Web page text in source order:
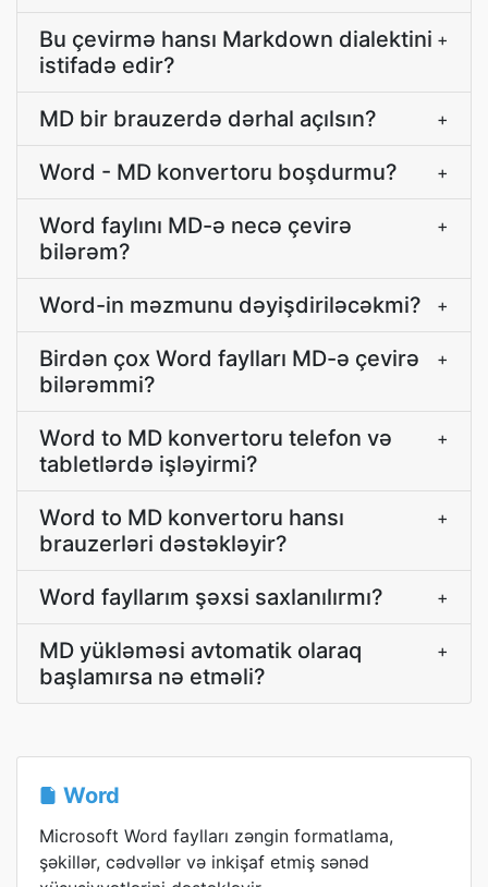
Bu çevirmə hansı Markdown dialektini
istifadə edir?
+
MD bir brauzerdə dərhal açılsın? +
Word - MD konvertoru boşdurmu? +
Word faylını MD-ə necə çevirə
bilərəm?
+
Word-in məzmunu dəyişdiriləcəkmi? +
Birdən çox Word faylları MD-ə çevirə
bilərəmmi?
+
Word to MD konvertoru telefon və
tabletlərdə işləyirmi?
+
Word to MD konvertoru hansı
brauzerləri dəstəkləyir?
+
Word fayllarım şəxsi saxlanılırmı? +
MD yükləməsi avtomatik olaraq
başlamırsa nə etməli?
+
Word
Microsoft Word faylları zəngin formatlama,
şəkillər, cədvəllər və inkişaf etmiş sənəd